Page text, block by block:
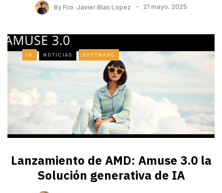
ByFco. Javier Blas Lopez 21 mayo, 2025
IA NOTICIAS SOFTWARE
Lanzamiento de AMD: Amuse 3.0 la
Solución generativa de IA